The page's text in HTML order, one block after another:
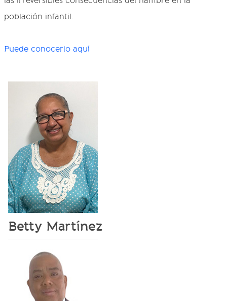
población infantil.
Puede conocerlo aquí
Betty Martínez